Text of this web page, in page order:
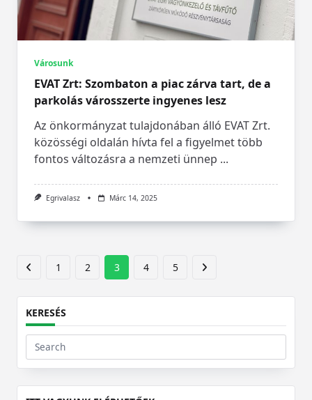
Városunk
EVAT Zrt: Szombaton a piac zárva tart, de a
parkolás városszerte ingyenes lesz
Az önkormányzat tulajdonában álló EVAT Zrt.
közösségi oldalán hívta fel a figyelmet több
fontos változásra a nemzeti ünnep ...
Egrivalasz Márc 14, 2025
1 2 3 4 5
KERESÉS
Search
for: